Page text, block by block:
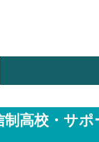
高校・サポ